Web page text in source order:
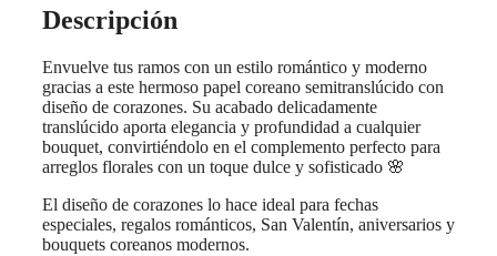
Descripción
Envuelve tus ramos con un estilo romántico y moderno
gracias a este hermoso papel coreano semitranslúcido con
diseño de corazones. Su acabado delicadamente
translúcido aporta elegancia y profundidad a cualquier
bouquet, convirtiéndolo en el complemento perfecto para
arreglos florales con un toque dulce y sofisticado 🌸
El diseño de corazones lo hace ideal para fechas
especiales, regalos románticos, San Valentín, aniversarios y
bouquets coreanos modernos.